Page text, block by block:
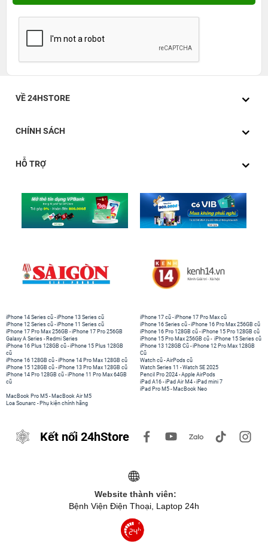
VỀ 24HSTORE
CHÍNH SÁCH
HỖ TRỢ
iPhone 14 Series cũ -iPhone 13 Series cũ
iPhone 12 Series cũ -iPhone 11 Series cũ
iPhone 17 Pro Max 256GB -iPhone 17 Pro 256GB
Galaxy A Series - Redmi Series
iPhone 17 cũ -iPhone 17 Pro Max cũ
iPhone 16 Series cũ - iPhone 16 Pro Max 256GB cũ
iPhone 16 Pro 128GB cũ -iPhone 15 Pro 128GB cũ
iPhone 15 Pro Max 256GB cũ - iPhone 15 Series cũ
iPhone 16 Plus 128GB cũ -iPhone 15 Plus 128GB
cũ
iPhone 16 128GB cũ -iPhone 14 Pro Max 128GB cũ
iPhone 15 128GB cũ -iPhone 13 Pro Max 128GB cũ
iPhone 14 Pro 128GB cũ -iPhone 11 Pro Max 64GB
cũ
iPhone 13 128GB Cũ -iPhone 12 Pro Max 128GB
Cũ
Watch cũ -AirPods cũ
Watch Series 11 -Watch SE 2025
Pencil Pro 2024 -Apple AirPods
iPad A16 -iPad Air M4 -iPad mini 7
iPad Pro M5 - MacBook Neo
MacBook Pro M5 - MacBook Air M5
Loa Sounarc - Phụ kiện chính hãng
Kết nối 24hStore
Website thành viên:
Bệnh Viện Điện Thoại, Laptop 24h